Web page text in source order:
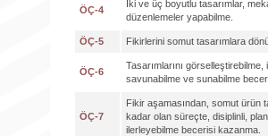
ÖÇ-4
İki ve üç boyutlu tasarımlar,
düzenlemeler yapabilme.
ÖÇ-5 Fikirlerini somut tasarımlara
ÖÇ-6
Tasarımlarını
savunabilme ve sunabilme
ÖÇ-7
Fikir aşamasından, somut ürün
kadar olan süreçte, disiplinli,
ilerleyebilme becerisi kazanma.